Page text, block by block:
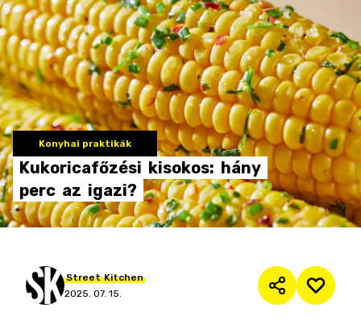
Konyhai praktikák
Kukoricafőzési kisokos: hány
perc az igazi?
Street Kitchen
2025. 07. 15.